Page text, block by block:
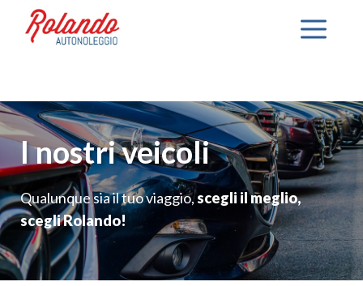
contenuto
I nostri veicoli
Qualunque sia il tuo viaggio,scegli il meglio,
scegli Rolando!